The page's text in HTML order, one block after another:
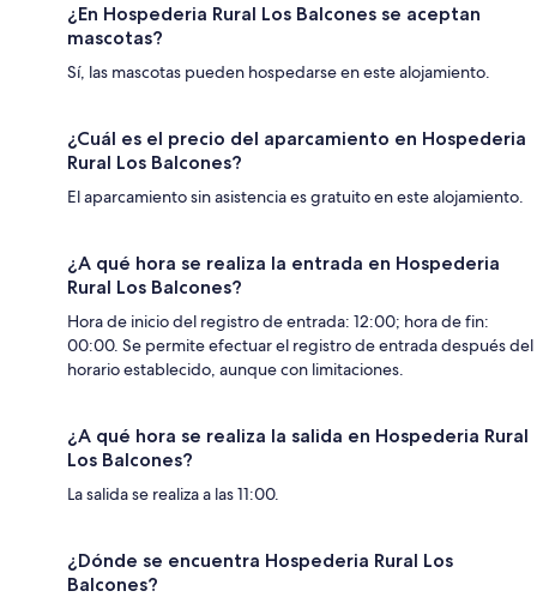
¿En Hospederia Rural Los Balcones se aceptan
mascotas?
Sí, las mascotas pueden hospedarse en este alojamiento.
¿Cuál es el precio del aparcamiento en Hospederia
Rural Los Balcones?
El aparcamiento sin asistencia es gratuito en este alojamiento.
¿A qué hora se realiza la entrada en Hospederia
Rural Los Balcones?
Hora de inicio del registro de entrada: 12:00; hora de fin:
00:00. Se permite efectuar el registro de entrada después del
horario establecido, aunque con limitaciones.
¿A qué hora se realiza la salida en Hospederia Rural
Los Balcones?
La salida se realiza a las 11:00.
¿Dónde se encuentra Hospederia Rural Los
Balcones?